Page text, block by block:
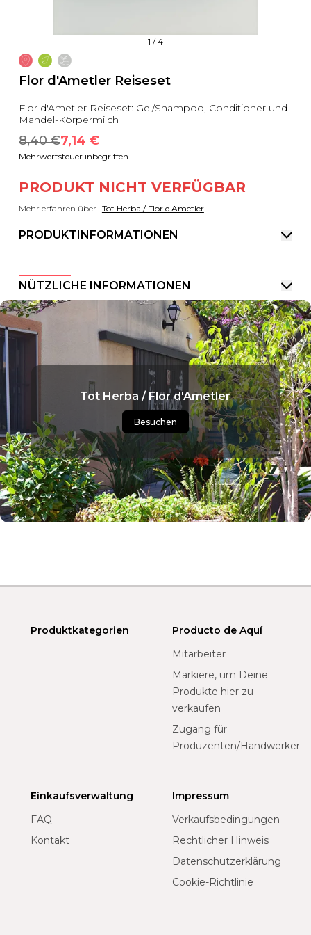
1 /4
Flor d'Ametler Reiseset
Flor d'Ametler Reiseset: Gel/Shampoo, Conditioner und
Mandel-Körpermilch
8,40 €7,14 €
Mehrwertsteuer inbegriffen
PRODUKT NICHT VERFÜGBAR
Mehr erfahren über Tot Herba / Flor d'Ametler
PRODUKTINFORMATIONEN
NÜTZLICHE INFORMATIONEN
Tot Herba / Flor d'Ametler
Besuchen
Produktkategorien
Producto de Aquí
Mitarbeiter
Markiere, um Deine
Produkte hier zu
verkaufen
Zugang für
Produzenten/Handwerker
Einkaufsverwaltung
FAQ
Kontakt
Impressum
Verkaufsbedingungen
Rechtlicher Hinweis
Datenschutzerklärung
Cookie-Richtlinie